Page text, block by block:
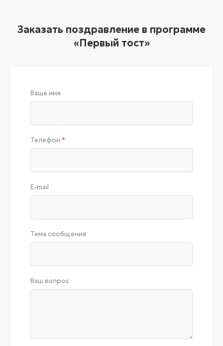
Заказать поздравление в программе
«Первый тост»
Ваше имя
Телефон *
E-mail
Тема сообщения
Ваш вопрос